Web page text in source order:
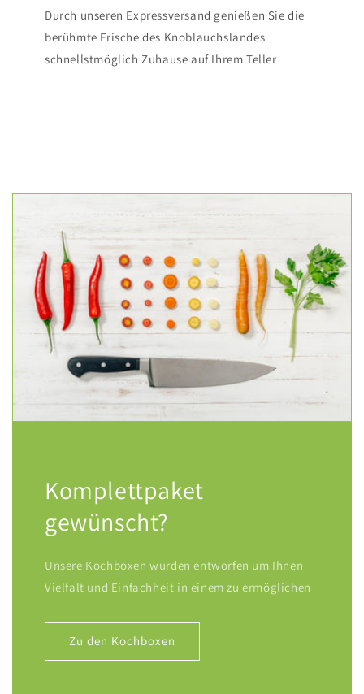
Durch unseren Expressversand genießen Sie die
berühmte Frische des Knoblauchslandes
schnellstmöglich Zuhause auf Ihrem Teller
Komplettpaket
gewünscht?
Unsere Kochboxen wurden entworfen um Ihnen
Vielfalt und Einfachheit in einem zu ermöglichen
Zu den Kochboxen